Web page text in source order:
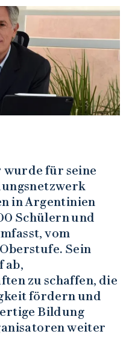
wurde für seine
in Argentinien
Schülern und
vom
Sein
ab,
zu schaffen, die
fördern und
Bildung
weiter